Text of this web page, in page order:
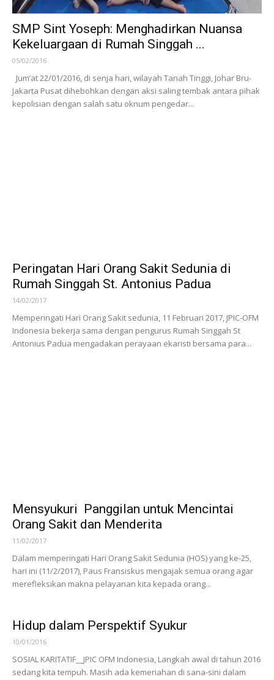
SMP Sint Yoseph: Menghadirkan Nuansa
Kekeluargaan di Rumah Singgah ...
05/02/2016
Jum’at 22/01/2016, di senja hari, wilayah Tanah Tinggi, Johar Bru-
Jakarta Pusat dihebohkan dengan aksi saling tembak antara pihak
kepolisian dengan salah satu oknum pengedar...
Peringatan Hari Orang Sakit Sedunia di
Rumah Singgah St. Antonius Padua
Mensyukuri Panggilan untuk Mencintai
Orang Sakit dan Menderita
11/02/2017